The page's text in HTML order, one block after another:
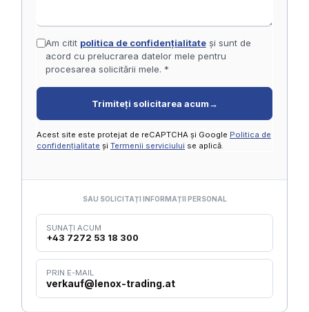
Am citit politica de confidențialitateși sunt de
acord cu prelucrarea datelor mele pentru
procesarea solicitării mele. *
Trimiteți solicitarea acum →
Acest site este protejat de reCAPTCHA și Google Politica de
confidențialitate și Termenii serviciului se aplică.
SAU SOLICITAȚI INFORMAȚII PERSONAL
SUNAȚI ACUM
+43 7272 53 18 300
PRIN E-MAIL
verkauf@lenox-trading.at